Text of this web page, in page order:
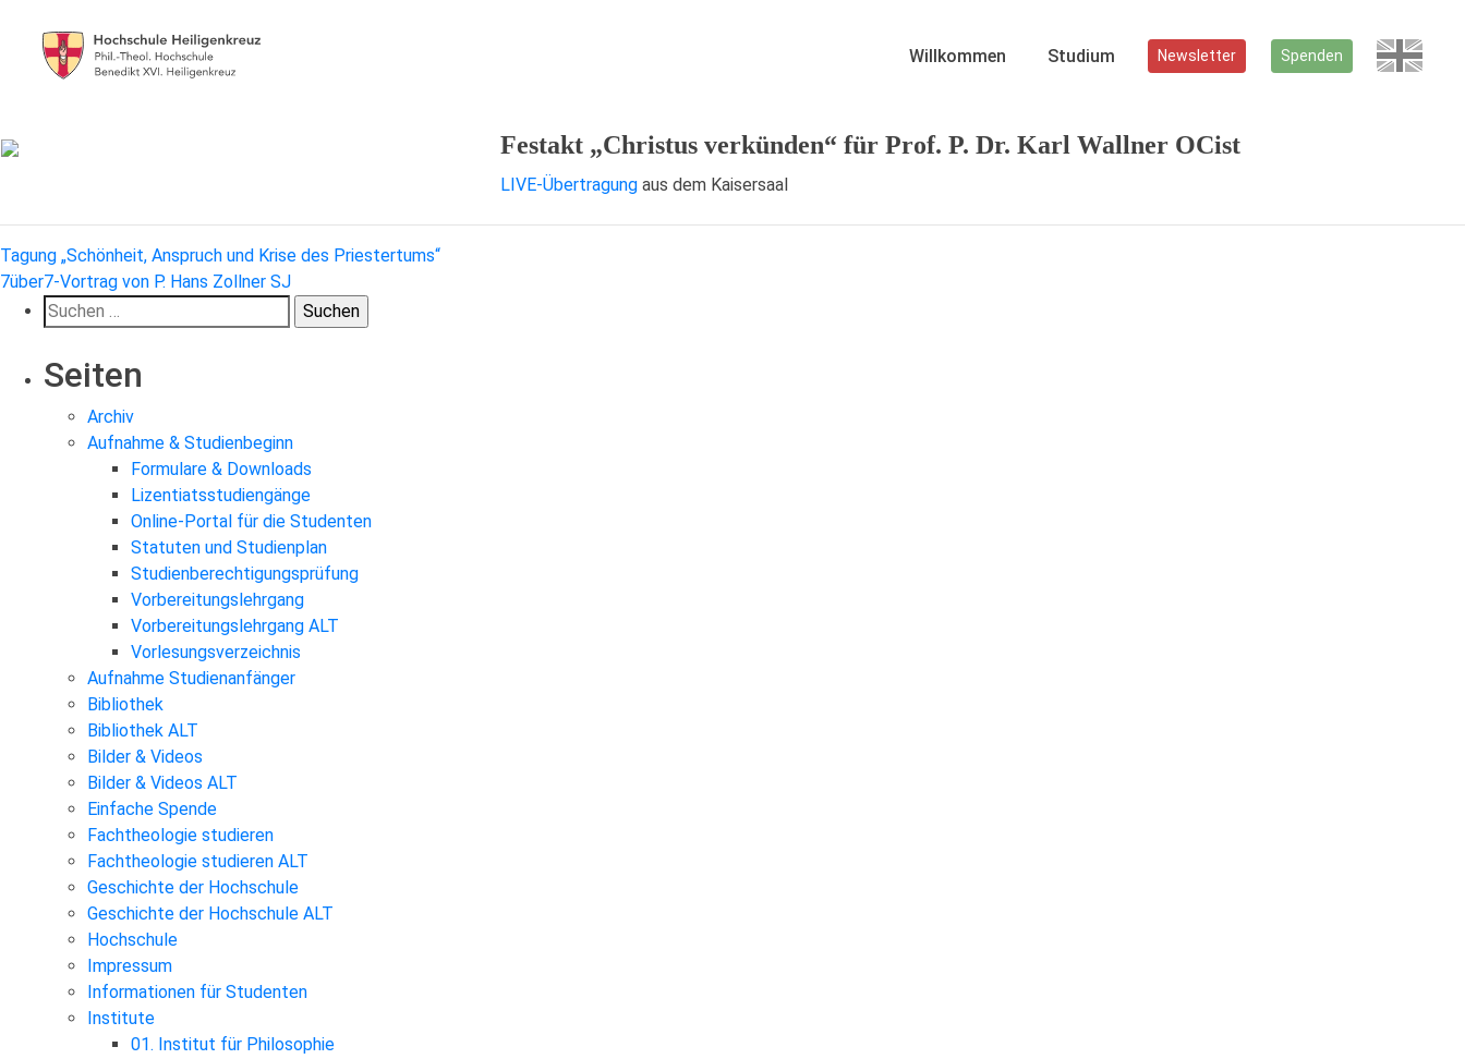
Willkommen Studium Newsletter Spenden
Festakt „Christus verkünden“ für Prof. P. Dr. Karl Wallner OCist
LIVE-Übertragung aus dem Kaisersaal
Beitragsnavigation
Tagung „Schönheit, Anspruch und Krise des Priestertums“
7über7-Vortrag von P. Hans Zollner SJ
Suchen
nach:
Seiten
Archiv
Aufnahme & Studienbeginn
Formulare & Downloads
Lizentiatsstudiengänge
Online-Portal für die Studenten
Statuten und Studienplan
Studienberechtigungsprüfung
Vorbereitungslehrgang
Vorbereitungslehrgang ALT
Vorlesungsverzeichnis
Aufnahme Studienanfänger
Bibliothek
Bibliothek ALT
Bilder & Videos
Bilder & Videos ALT
Einfache Spende
Fachtheologie studieren
Fachtheologie studieren ALT
Geschichte der Hochschule
Geschichte der Hochschule ALT
Hochschule
Impressum
Informationen für Studenten
Institute
01. Institut für Philosophie